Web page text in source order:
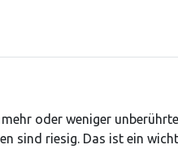
mehr oder weniger
sind riesig. Das ist ein